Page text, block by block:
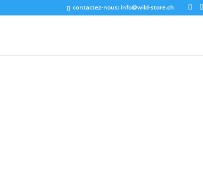
contactez-nous: info@wild-store.ch